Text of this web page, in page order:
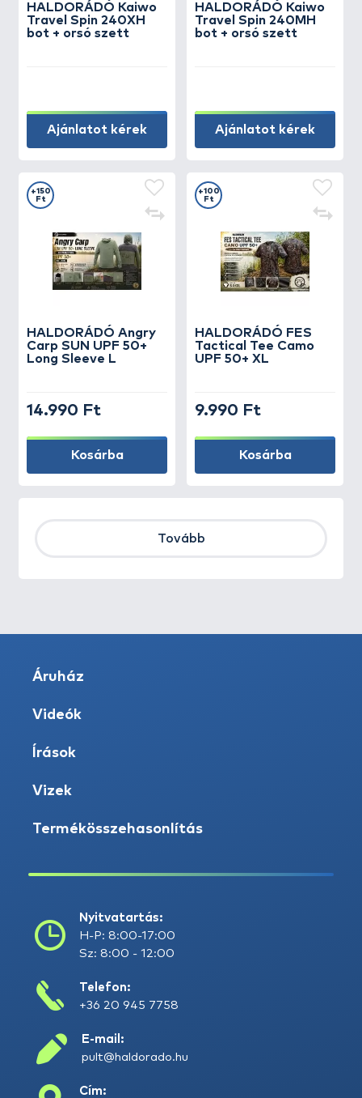
HALDORÁDÓ Kaiwo
Travel Spin 240XH
bot + orsó szett
Ajánlatot kérek
HALDORÁDÓ Kaiwo
Travel Spin 240MH
bot + orsó szett
Ajánlatot kérek
HALDORÁDÓ Angry
Carp SUN UPF 50+
Long Sleeve L
+150
Ft
14.990 Ft
Kosárba
HALDORÁDÓ FES
Tactical Tee Camo
UPF 50+ XL
+100
Ft
9.990 Ft
Kosárba
Tovább
Áruház
Videók
Írások
Vizek
Termékösszehasonlítás
Nyitvatartás:
H-P: 8:00-17:00
Sz: 8:00 - 12:00
Telefon:
+36 20 945 7758
E-mail:
pult@haldorado.hu
Cím: